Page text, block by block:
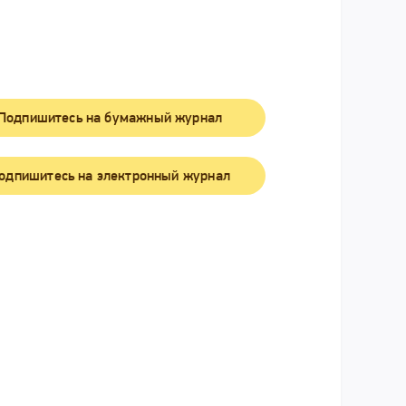
на бумажный журнал
на электронный журнал